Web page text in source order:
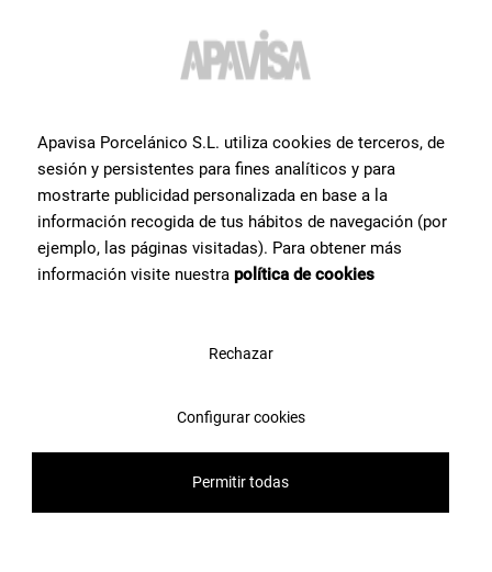
con algún producto?
Ponte en contacto con el equipo de especialistas cerámicos con el
arquitectura, interiorismo o reforma.
Contáctanos
Apavisa Porcelánico S.L. utiliza cookies de terceros, de
sesión y persistentes para fines analíticos y para
mostrarte publicidad personalizada en base a la
información recogida de tus hábitos de navegación (por
ejemplo, las páginas visitadas). Para obtener más
información visite nuestra política de cookies
Rechazar
Configurar cookies
Permitir todas